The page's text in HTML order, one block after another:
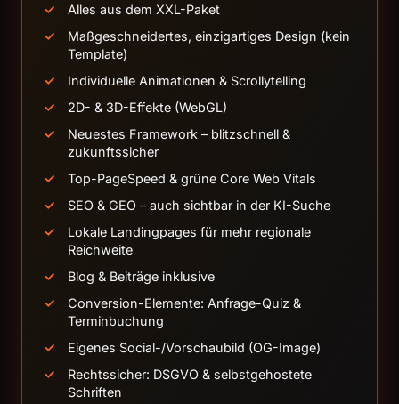
Alles aus dem XXL-Paket
Maßgeschneidertes, einzigartiges Design (kein
Template)
Individuelle Animationen & Scrollytelling
2D- & 3D-Effekte (WebGL)
Neuestes Framework – blitzschnell &
zukunftssicher
Top-PageSpeed & grüne Core Web Vitals
SEO & GEO – auch sichtbar in der KI-Suche
Lokale Landingpages für mehr regionale
Reichweite
Blog & Beiträge inklusive
Conversion-Elemente: Anfrage-Quiz &
Terminbuchung
Eigenes Social-/Vorschaubild (OG-Image)
Rechtssicher: DSGVO & selbstgehostete
Schriften